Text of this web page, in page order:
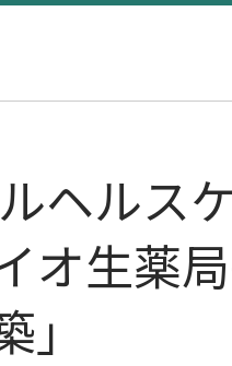
ヘルス
オ生薬